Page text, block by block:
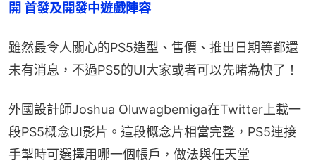
開 首發及開發中遊戲陣容
雖然最令人關心的PS5造型、售價、推出日期等都還
未有消息，不過PS5的UI大家或者可以先睹為快了！
外國設計師Joshua Oluwagbemiga在Twitter上載一
段PS5概念UI影片。這段概念片相當完整，PS5連接
手掣時可選擇用哪一個帳戶，做法與任天堂